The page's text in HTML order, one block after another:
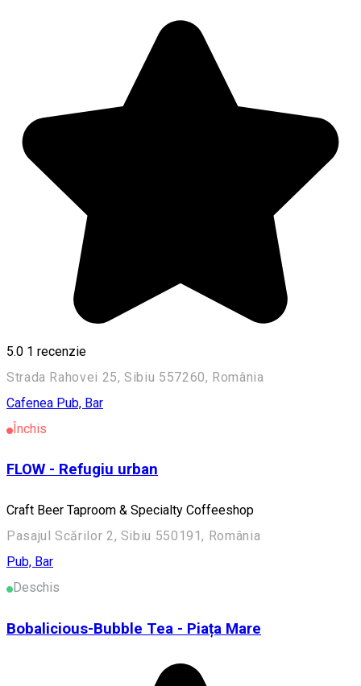
5.0 1 recenzie
Strada Rahovei 25, Sibiu 557260, România
Cafenea Pub, Bar
Închis
FLOW - Refugiu urban
Craft Beer Taproom & Specialty Coffeeshop
Pasajul Scărilor 2, Sibiu 550191, România
Pub, Bar
Deschis
Bobalicious-Bubble Tea - Piața Mare